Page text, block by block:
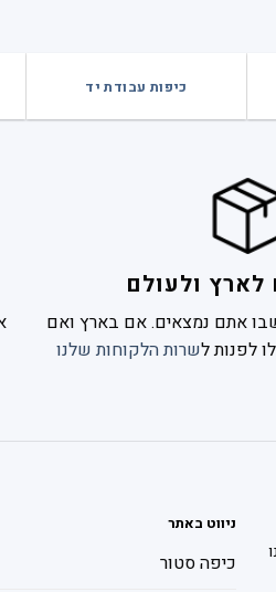
כיפות עבודת יד
לארץ ולעולם
אתם נמצאים. אם בארץ ואם
לפנות לשרות הלקוחות שלנו
ניווט באתר
כיפה סטור